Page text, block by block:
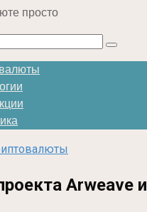
просто
Arweave